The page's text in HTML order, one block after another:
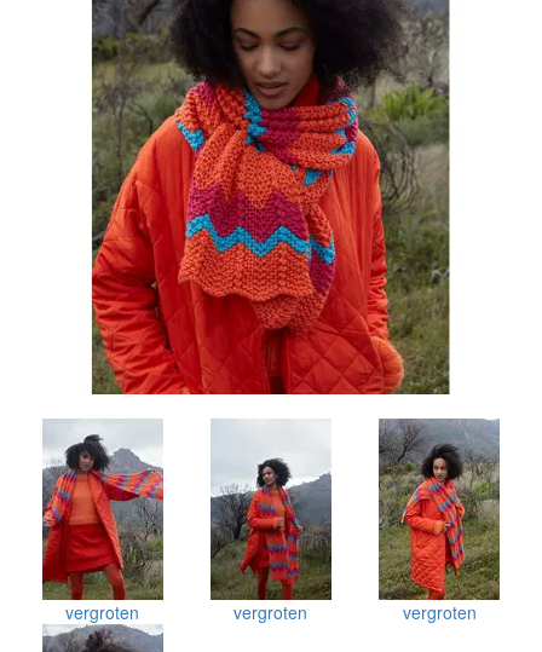
vergroten vergroten vergroten